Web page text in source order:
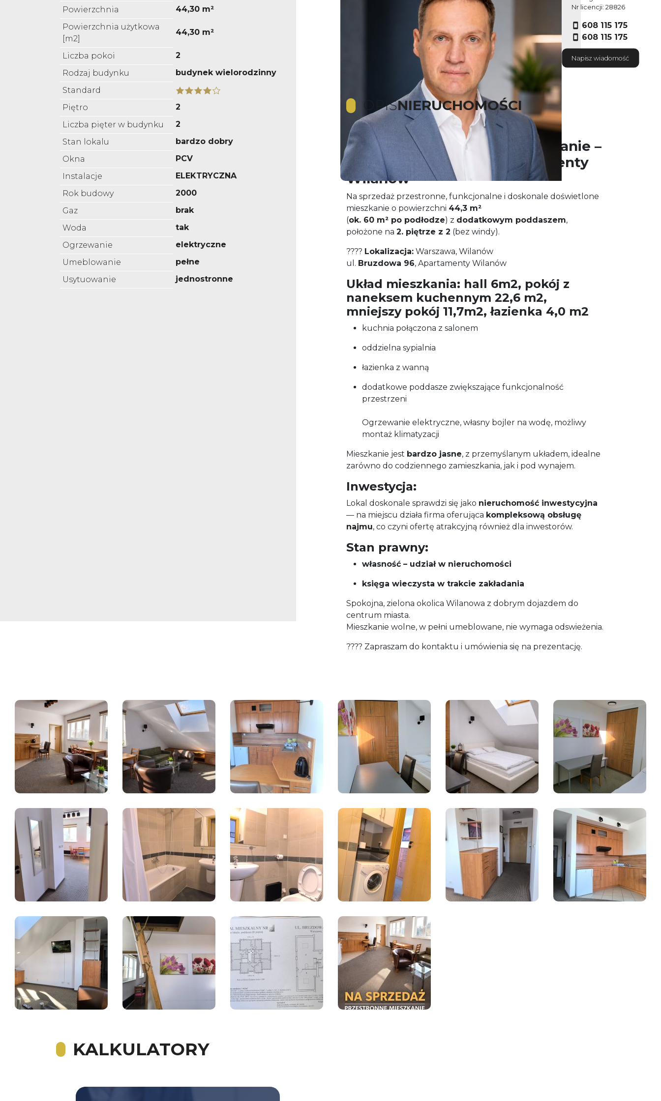
Powierzchnia
44,30 m²
Powierzchnia użytkowa
[m2]
44,30 m²
Liczba pokoi
2
Rodzaj budynku
budynek wielorodzinny
Standard
Piętro
2
Liczba pięter w budynku
2
Stan lokalu
bardzo dobry
Okna
PCV
Instalacje
ELEKTRYCZNA
Rok budowy
2000
Gaz
brak
Woda
tak
Ogrzewanie
elektryczne
Umeblowanie
pełne
Usytuowanie
jednostronne
Nr licencji: 28826
608 115 175
608 115 175
Napisz wiadomość
OPISNIERUCHOMOŚCI
Sprzedam 2-pokojowe mieszkanie –
Warszawa Wilanów, Apartamenty
Wilanów
Na sprzedaż przestronne, funkcjonalne i doskonale doświetlone
mieszkanie o powierzchni 44,3 m²
(ok. 60 m² po podłodze) z dodatkowym poddaszem,
położone na 2. piętrze z 2 (bez windy).
???? Lokalizacja: Warszawa, Wilanów
ul. Bruzdowa 96, Apartamenty Wilanów
Układ mieszkania: hall 6m2, pokój z
naneksem kuchennym 22,6 m2,
mniejszy pokój 11,7m2, łazienka 4,0 m2
kuchnia połączona z salonem
oddzielna sypialnia
łazienka z wanną
dodatkowe poddasze zwiększające funkcjonalność
przestrzeni
Ogrzewanie elektryczne, własny bojler na wodę, możliwy
montaż klimatyzacji
Mieszkanie jest bardzo jasne, z przemyślanym układem, idealne
zarówno do codziennego zamieszkania, jak i pod wynajem.
Inwestycja:
Lokal doskonale sprawdzi się jako nieruchomość inwestycyjna
— na miejscu działa firma oferująca kompleksową obsługę
najmu, co czyni ofertę atrakcyjną również dla inwestorów.
Stan prawny:
własność – udział w nieruchomości
księga wieczysta w trakcie zakładania
Spokojna, zielona okolica Wilanowa z dobrym dojazdem do
centrum miasta.
Mieszkanie wolne, w pełni umeblowane, nie wymaga odswieżenia.
???? Zapraszam do kontaktu i umówienia się na prezentację.
KALKULATORY